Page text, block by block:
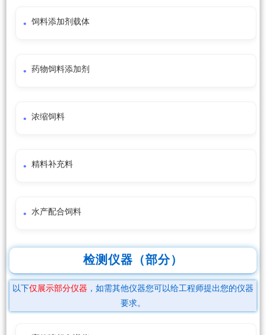
饲料添加剂载体
药物饲料添加剂
浓缩饲料
精料补充料
水产配合饲料
检测仪器（部分）
以下仅展示部分仪器 ，如需其他仪器您可以给工程师提出您的仪器
要求。